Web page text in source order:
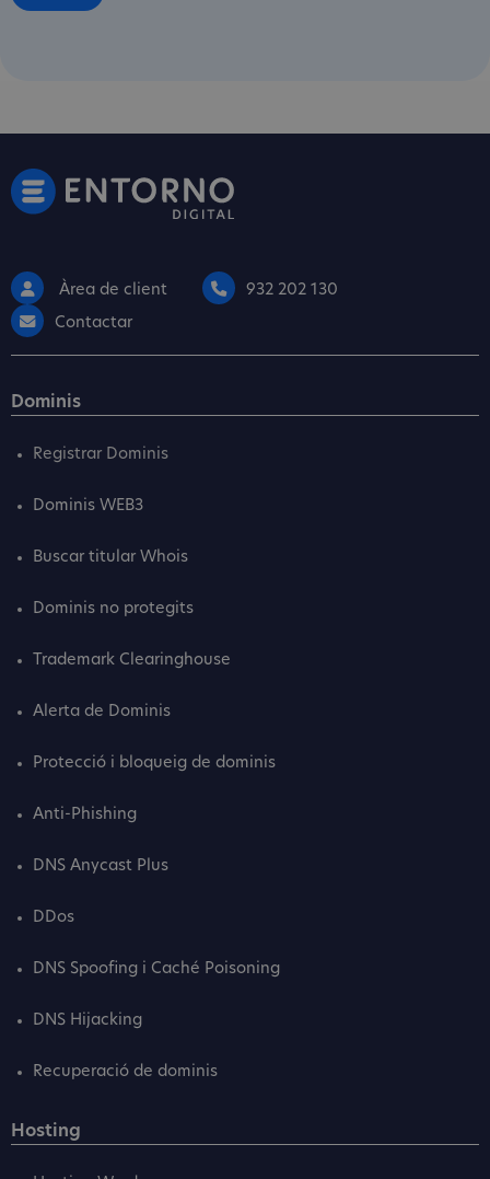
Àrea de client
932 202 130
Contactar
Dominis
Registrar Dominis
Dominis WEB3
Buscar titular Whois
Dominis no protegits
Trademark Clearinghouse
Alerta de Dominis
Protecció i bloqueig de dominis
Anti-Phishing
DNS Anycast Plus
DDos
DNS Spoofing i Caché Poisoning
DNS Hijacking
Recuperació de dominis
Hosting